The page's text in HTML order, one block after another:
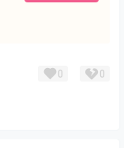
0 0